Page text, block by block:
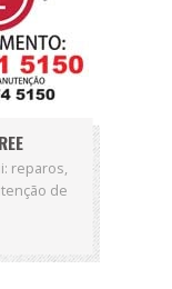
reparos,
de